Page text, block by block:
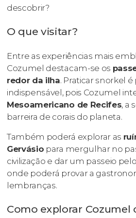
descobrir?
O que visitar?
Entre as experiências mais
Cozumel destacam-se os
redor da ilha. Praticar snorkel
indispensável, pois Cozumel
Mesoamericano de Recifes, a
barreira de corais do planeta.
Também poderá explorar as
Gervásio para mergulhar no
civilização e dar um passeio
onde poderá provar a
lembranças.
Como explorar Cozumel